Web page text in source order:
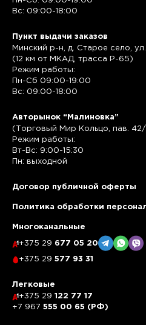
Вс: 09:00-18:00
Пункт выдачи заказов
Минский р-н, д. Старое село, ул.
(12 км от МКАД, трасса P-65)
Режим работы:
Пн-Сб 09:00-19:00
Вс: 09:00-18:00
Авторынок “Малиновка”
(Торговый Мир Кольцо, пав. 42/
Режим работы:
Вт-Вс: 9:00-15:30
Пн: выходной
Договор публичной оферты
Политика обработки
Многоканальные
+375 29 677 05 20
+375 29 577 93 31
Легковые
+375 29 122 77 17
+7 967 555 00 65 (РФ)